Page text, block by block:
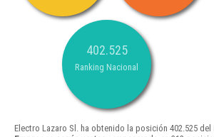
402.525
Ranking Nacional
Electro Lazaro Sl. ha obtenido la posición 402.525 del